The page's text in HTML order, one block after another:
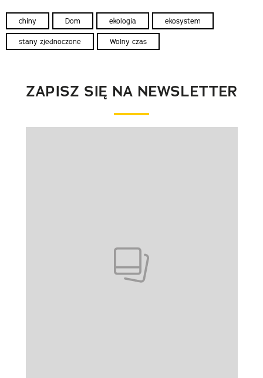
chiny Dom ekologia ekosystem
stany zjednoczone Wolny czas
ZAPISZ SIĘ NA NEWSLETTER